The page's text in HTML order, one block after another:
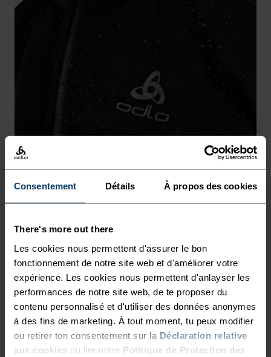
Consentement Détails À propos des cookies
There's more out there
Les cookies nous permettent d'assurer le bon
fonctionnement de notre site web et d'améliorer votre
expérience. Les cookies nous permettent d'anlayser les
performances de notre site web, de te proposer du
contenu personnalisé et d'utiliser des données anonymes
à des fins de marketing. À tout moment, tu peux modifier
ou retirer ton consentement sur la Déclaration relative
aux cookies ou lire notre Politique de Protection des
COLONNE D’EAU 10 000 MM
intempéries.